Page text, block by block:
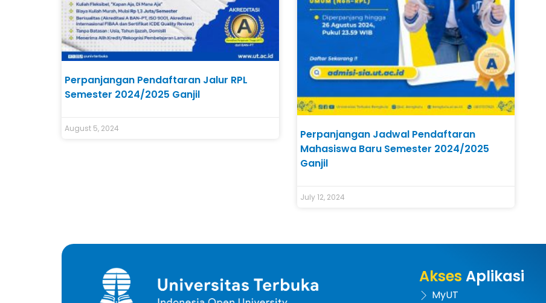
Perpanjangan Pendaftaran Jalur RPL
Semester 2024/2025 Ganjil
August 5, 2024
Perpanjangan Jadwal Pendaftaran
Mahasiswa Baru Semester 2024/2025
Ganjil
July 12, 2024
Akses Aplikasi
MyUT